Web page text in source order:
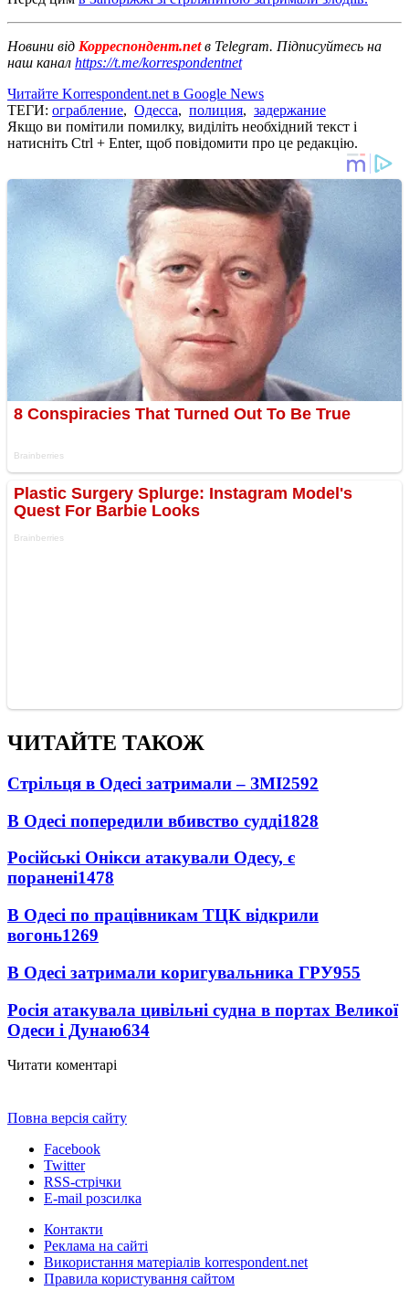
Новини від Корреспондент.netв Telegram. Підписуйтесь на
наш канал https://t.me/korrespondentnet
Читайте Korrespondent.net в Google News
ТЕГИ: ограбление, Одесса, полиция, задержание
Якщо ви помітили помилку, виділіть необхідний текст і
натисніть Ctrl + Enter, щоб повідомити про це редакцію.
ЧИТАЙТЕ ТАКОЖ
Стрільця в Одесі затримали – ЗМІ2592
В Одесі попередили вбивство судді1828
Російські Онікси атакували Одесу, є
поранені1478
В Одесі по працівникам ТЦК відкрили
вогонь1269
В Одесі затримали коригувальника ГРУ955
Росія атакувала цивільні судна в портах Великої
Одеси і Дунаю634
Читати коментарі
Повна версія сайту
Facebook
Twitter
RSS-стрічки
E-mail розсилка
Контакти
Реклама на сайті
Використання матеріалів korrespondent.net
Правила користування сайтом